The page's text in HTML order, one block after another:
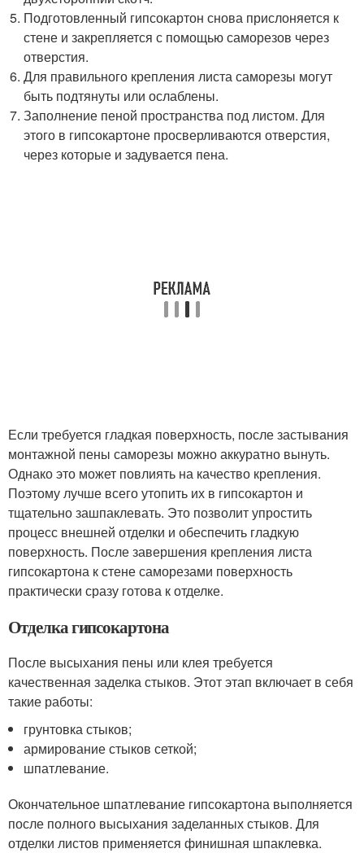
Подготовленный гипсокартон снова прислоняется к
стене и закрепляется с помощью саморезов через
отверстия.
Для правильного крепления листа саморезы могут
быть подтянуты или ослаблены.
Заполнение пеной пространства под листом. Для
этого в гипсокартоне просверливаются отверстия,
через которые и задувается пена.
Если требуется гладкая поверхность, после застывания
монтажной пены саморезы можно аккуратно вынуть.
Однако это может повлиять на качество крепления.
Поэтому лучше всего утопить их в гипсокартон и
тщательно зашпаклевать. Это позволит упростить
процесс внешней отделки и обеспечить гладкую
поверхность. После завершения крепления листа
гипсокартона к стене саморезами поверхность
практически сразу готова к отделке.
Отделка гипсокартона
После высыхания пены или клея требуется
качественная заделка стыков. Этот этап включает в себя
такие работы:
грунтовка стыков;
армирование стыков сеткой;
шпатлевание.
Окончательное шпатлевание гипсокартона выполняется
после полного высыхания заделанных стыков. Для
отделки листов применяется финишная шпаклевка.